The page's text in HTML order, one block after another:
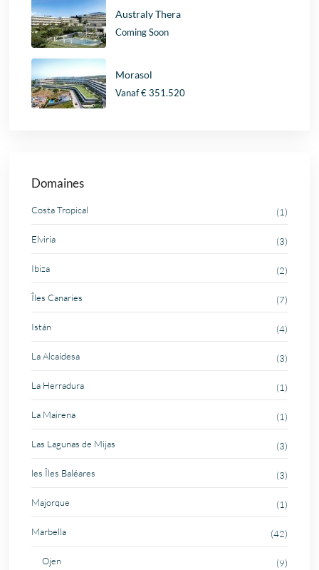
Australy Thera
Coming Soon
Morasol
Vanaf€ 351.520
Domaines
Costa Tropical (1)
Elviria (3)
Ibiza (2)
Îles Canaries (7)
Istán (4)
La Alcaidesa (3)
La Herradura (1)
La Mairena (1)
Las Lagunas de Mijas (3)
les Îles Baléares (3)
Majorque (1)
Marbella (42)
Ojen (9)